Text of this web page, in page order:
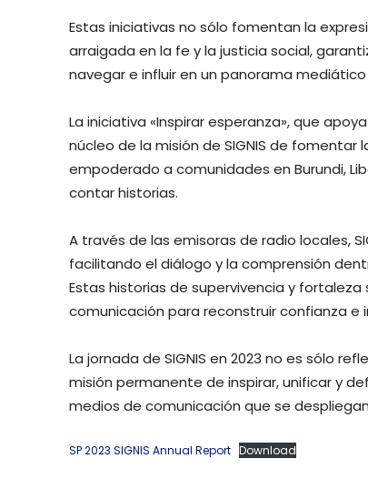
Estas iniciativas no sólo fomentan la
arraigada en la fe y la justicia social,
navegar e influir en un panorama
La iniciativa «Inspirar esperanza», que
núcleo de la misión de SIGNIS de fomentar
empoderado a comunidades en Burundi,
contar historias.
A través de las emisoras de radio locales,
facilitando el diálogo y la comprensión
Estas historias de supervivencia y
comunicación para reconstruir confianza e
La jornada de SIGNIS en 2023 no es sólo
misión permanente de inspirar, unificar y
medios de comunicación que se
SP 2023 SIGNIS Annual Report Download